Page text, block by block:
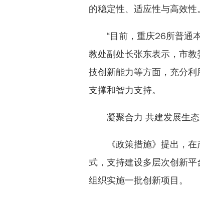
的稳定性、适应性与高效性。
“目前，重庆26所普通
教处副处长张东表示，市
技创新能力等方面，充分
支撑和智力支持。
凝聚合力 共建发展生态
《政策措施》提出，
式，支持建设多层次创新平
组织实施一批创新项目。